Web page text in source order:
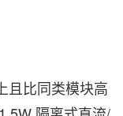
且比同类模块高